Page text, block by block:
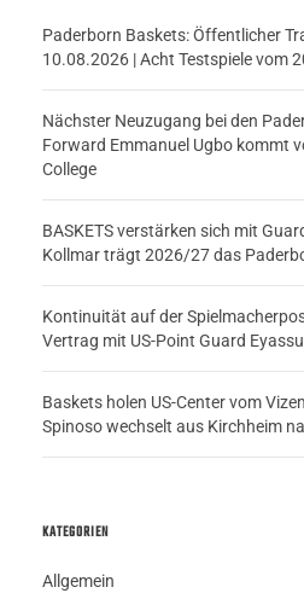
Paderborn Baskets: Öffentlicher
10.08.2026 | Acht Testspiele vom
Nächster Neuzugang bei den
Forward Emmanuel Ugbo kommt
College
BASKETS verstärken sich mit
Kollmar trägt 2026/27 das
Kontinuität auf der
Vertrag mit US-Point Guard
Baskets holen US-Center vom
Spinoso wechselt aus Kirchheim
KATEGORIEN
Allgemein